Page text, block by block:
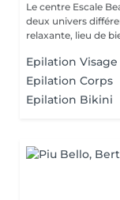
Le centre Escale
deux univers différents. A l'étage, profitez d'une
relaxante, lieu de
Epilation Visage
Epilation Corps
Epilation Bikini